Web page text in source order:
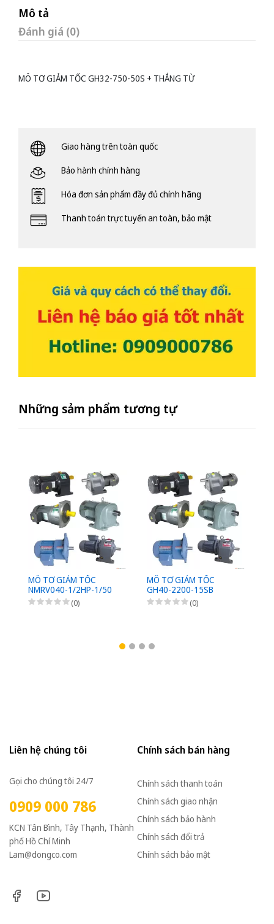
Mô tả
Đánh giá (0)
MÔ TƠ GIẢM TỐC GH32-750-50S + THẮNG TỪ
Giao hàng trên toàn quốc
Bảo hành chính hàng
Hóa đơn sản phẩm đầy đủ chính hãng
Thanh toán trực tuyến an toàn, bảo mật
Những sảm phẩm tương tự
MÔ TƠ GIẢM TỐC
NMRV040-1/2HP-1/50
(0)
MÔ TƠ GIẢM TỐC
GH40-2200-15SB
(0)
Liên hệ chúng tôi
Gọi cho chúng tôi 24/7
0909 000 786
KCN Tân Bình, Tây Thạnh, Thành
phố Hồ Chí Minh
Lam@dongco.com
Chính sách bán hàng
Chính sách thanh toán
Chính sách giao nhận
Chính sách bảo hành
Chính sách đổi trả
Chính sách bảo mật